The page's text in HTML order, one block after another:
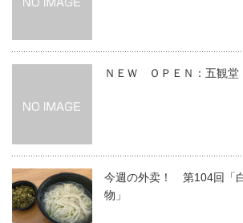
ＮＥＷ ＯＰＥＮ：五観堂
今週の外卖！ 第104回「
物」